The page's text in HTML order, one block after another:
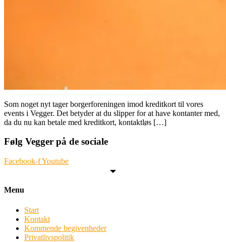
Som noget nyt tager borgerforeningen imod kreditkort til vores
events i Vegger. Det betyder at du slipper for at have kontanter med,
da du nu kan betale med kreditkort, kontaktløs […]
Følg Vegger på de sociale
Facebook-fYoutube
Menu
Start
Kontakt
Kommende begivenheder
Privatlivspolitik